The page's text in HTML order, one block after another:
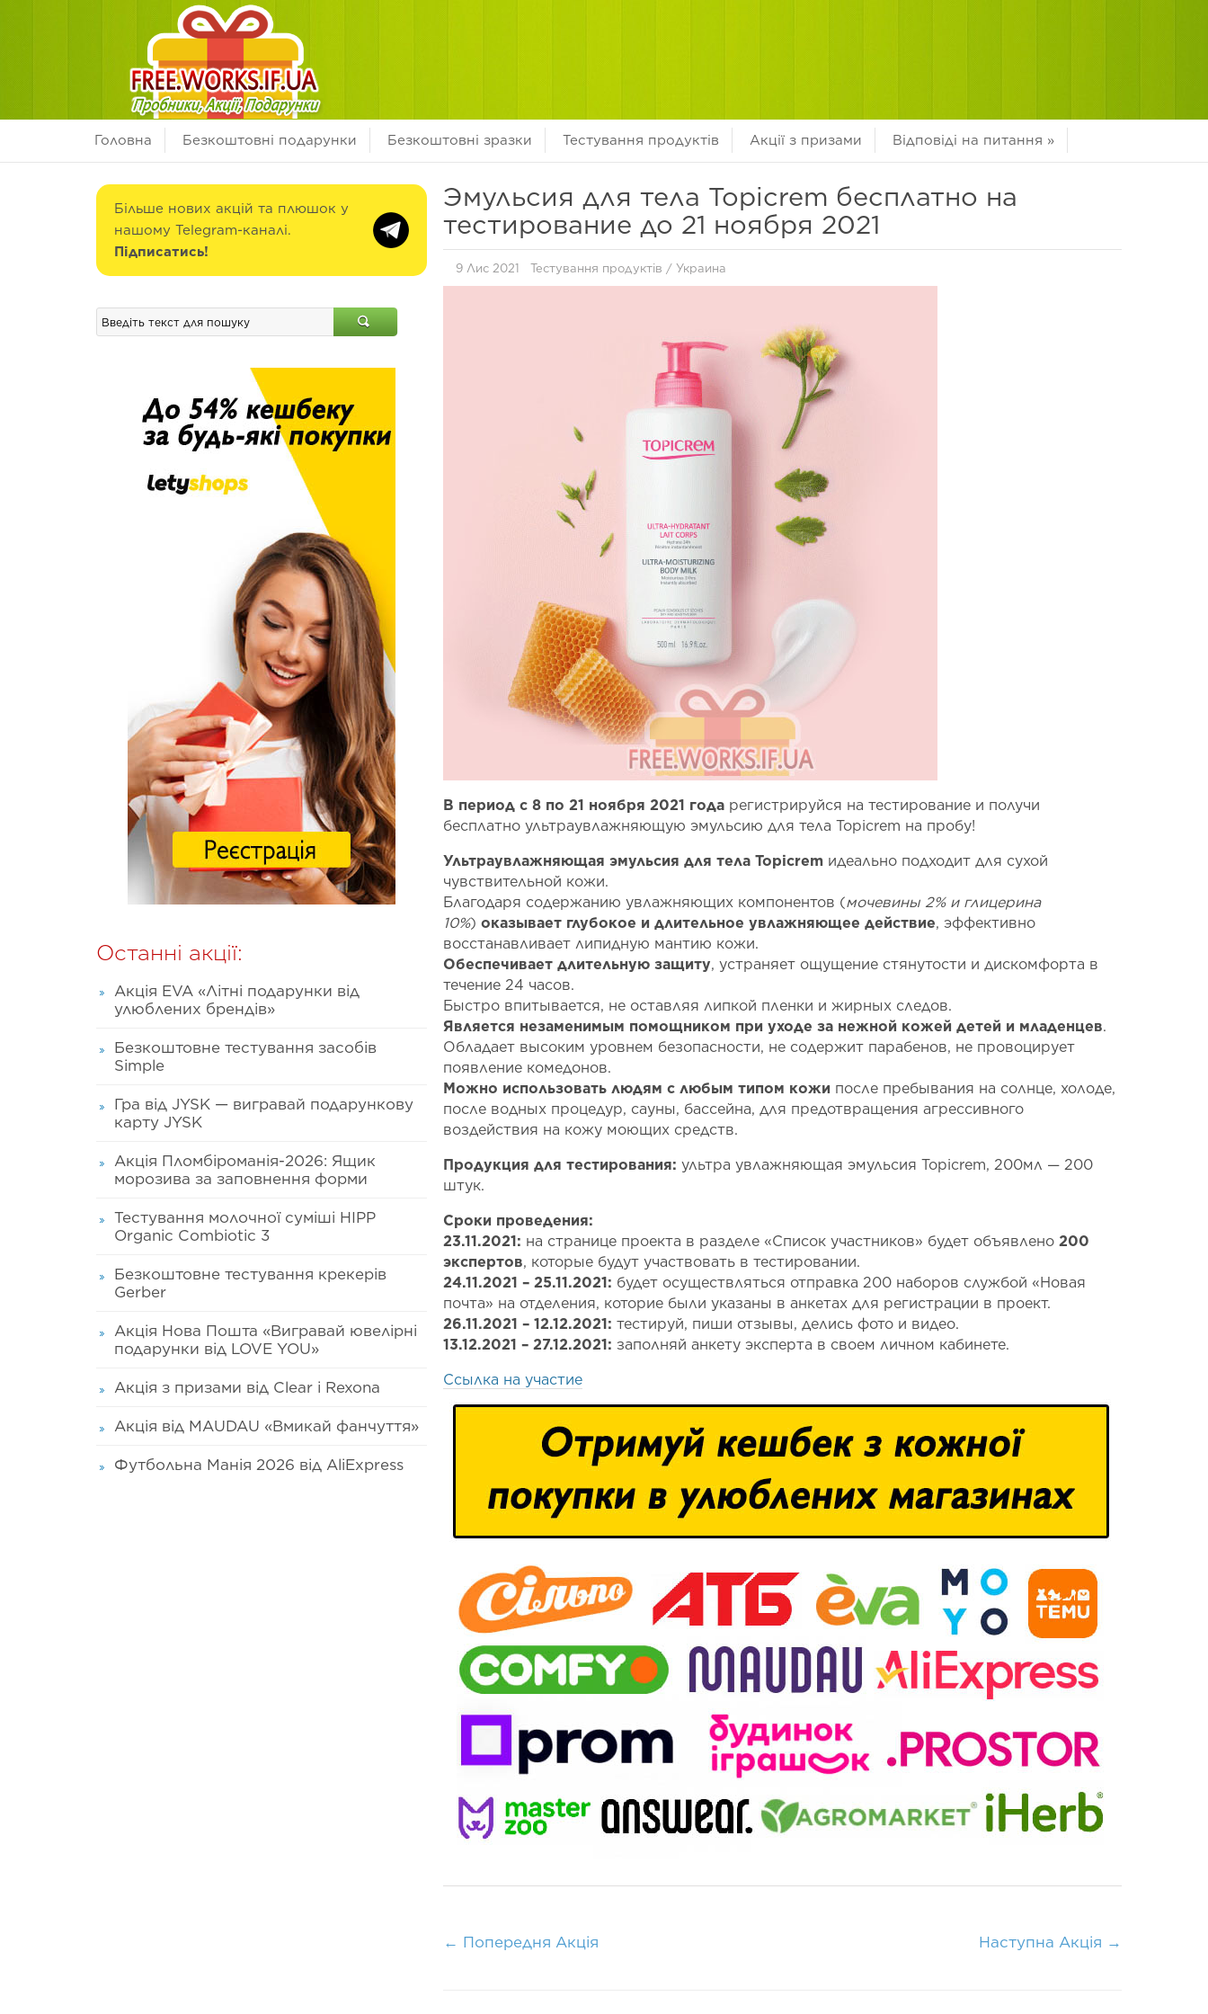
Головна Безкоштовні подарунки Безкоштовні зразки Тестування продуктів Акції з призами Відповіді на питання »
Эмульсия для тела Topicrem бесплатно на
тестирование до 21 ноября 2021
9 Лис 2021 Тестування продуктів /Украина
В период с 8 по 21 ноября 2021 года регистрируйся на тестирование и получи
бесплатно ультраувлажняющую эмульсию для тела Topicrem на пробу!
Ультраувлажняющая эмульсия для тела Topicrem идеально подходит для сухой
чувствительной кожи.
Благодаря содержанию увлажняющих компонентов (мочевины 2% и глицерина
10%)оказывает глубокое и длительное увлажняющее действие, эффективно
восстанавливает липидную мантию кожи.
Обеспечивает длительную защиту, устраняет ощущение стянутости и дискомфорта в
течение 24 часов.
Быстро впитывается, не оставляя липкой пленки и жирных следов.
Является незаменимым помощником при уходе за нежной кожей детей и младенцев.
Обладает высоким уровнем безопасности, не содержит парабенов, не провоцирует
появление комедонов.
Можно использовать людям с любым типом кожи после пребывания на солнце, холоде,
после водных процедур, сауны, бассейна, для предотвращения агрессивного
воздействия на кожу моющих средств.
Продукция для тестирования: ультра увлажняющая эмульсия Topicrem, 200мл — 200
штук.
Сроки проведения:
23.11.2021: на странице проекта в разделе «Список участников» будет объявлено200
экспертов, которые будут участвовать в тестировании.
24.11.2021 – 25.11.2021: будет осуществляться отправка 200 наборов службой «Новая
почта» на отделения, которие были указаны в анкетах для регистрации в проект.
26.11.2021 – 12.12.2021: тестируй, пиши отзывы, делись фото и видео.
13.12.2021 – 27.12.2021:заполняй анкету эксперта в своем личном кабинете.
Ссылка на участие
← Попередня Акція Наступна Акція →
Більше нових акцій та плюшок у
нашому Telegram-каналі.
Підписатись!
Останні акції:
Акція EVA «Літні подарунки від
улюблених брендів»
Безкоштовне тестування засобів
Simple
Гра від JYSK — вигравай подарункову
карту JYSK
Акція Пломбіроманія-2026: Ящик
морозива за заповнення форми
Тестування молочної суміші HIPP
Organic Combiotic 3
Безкоштовне тестування крекерів
Gerber
Акція Нова Пошта «Вигравай ювелірні
подарунки від LOVE YOU»
Акція з призами від Clear і Rexona
Акція від MAUDAU «Вмикай фанчуття»
Футбольна Манія 2026 від AliExpress